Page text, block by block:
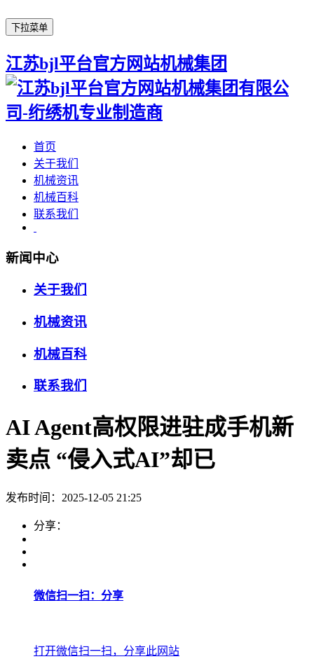
下拉菜单
江苏bjl平台官方网站机械集团
首页
关于我们
机械资讯
机械百科
联系我们
新闻中心
关于我们
机械资讯
机械百科
联系我们
AI Agent高权限进驻成手机新
卖点 “侵入式AI”却已
发布时间：2025-12-05 21:25
分享：
微信扫一扫：分享
打开微信扫一扫，分享此网站